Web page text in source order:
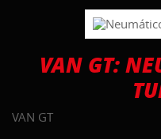
VAN GT:
VAN GT